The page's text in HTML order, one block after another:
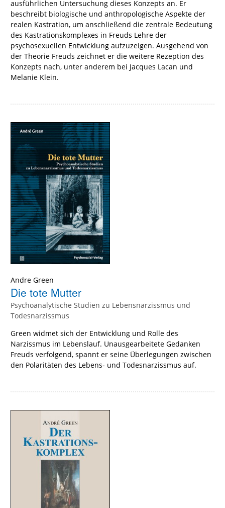
ausführlichen Untersuchung dieses Konzepts an. Er
beschreibt biologische und anthropologische Aspekte der
realen Kastration, um anschließend die zentrale Bedeutung
des Kastrationskomplexes in Freuds Lehre der
psychosexuellen Entwicklung aufzuzeigen. Ausgehend von
der Theorie Freuds zeichnet er die weitere Rezeption des
Konzepts nach, unter anderem bei Jacques Lacan und
Melanie Klein.
Andre Green
Die tote Mutter
Psychoanalytische Studien zu Lebensnarzissmus und
Todesnarzissmus
Green widmet sich der Entwicklung und Rolle des
Narzissmus im Lebenslauf. Unausgearbeitete Gedanken
Freuds verfolgend, spannt er seine Überlegungen zwischen
den Polaritäten des Lebens- und Todesnarzissmus auf.